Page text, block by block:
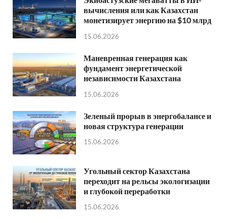
вычисления или как Казахстан
монетизирует энергию на $10 млрд
15.06.2026
Маневренная генерация как
фундамент энергетической
независимости Казахстана
15.06.2026
Зеленый прорыв в энергобалансе и
новая структура генерации
15.06.2026
Угольный сектор Казахстана
переходит на рельсы экологизации
и глубокой переработки
15.06.2026